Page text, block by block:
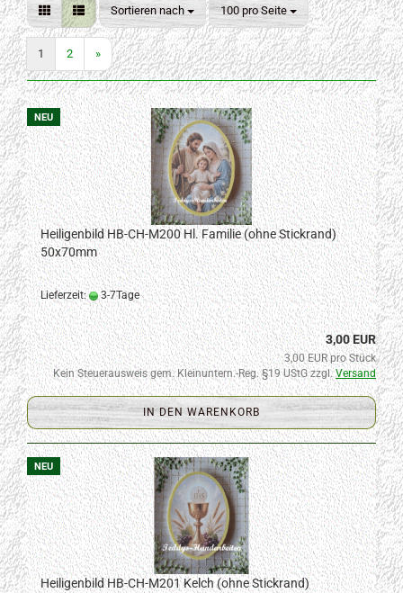
Sortieren nach
Sortieren nach 100 pro Seite
pro Seite
1 2 »
NEU
Heiligenbild HB-CH-M200 Hl. Familie (ohne Stickrand)
50x70mm
Lieferzeit: 3-7Tage
3,00 EUR
3,00 EUR pro Stück
Kein Steuerausweis gem. Kleinuntern.-Reg. §19 UStG zzgl.Versand
IN DEN WARENKORB
NEU
Heiligenbild HB-CH-M201 Kelch (ohne Stickrand)